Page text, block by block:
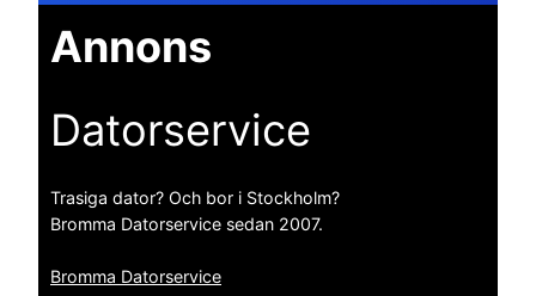
Annons
Datorservice
Trasiga dator? Och bor i Stockholm?
Bromma Datorservice sedan 2007.
Bromma Datorservice